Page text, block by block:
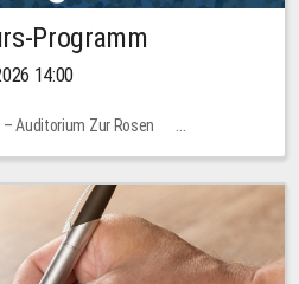
Programm
14:00
Auditorium Zur Rosen